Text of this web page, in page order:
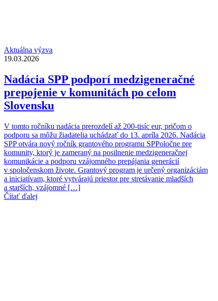
Aktuálna výzva
19.03.2026
Nadácia SPP podporí medzigeneračné
prepojenie v komunitách po celom
Slovensku
V tomto ročníku nadácia prerozdelí až 200-tisíc eur, pričom o
podporu sa môžu žiadatelia uchádzať do 13. apríla 2026. Nadácia
SPP otvára nový ročník grantového programu SPPoločne pre
komunity, ktorý je zameraný na posilnenie medzigeneračnej
komunikácie a podporu vzájomného prepájania generácií
v spoločenskom živote. Grantový program je určený organizáciám
a iniciatívam, ktoré vytvárajú priestor pre stretávanie mladších
a starších, vzájomné […]
Čítať ďalej